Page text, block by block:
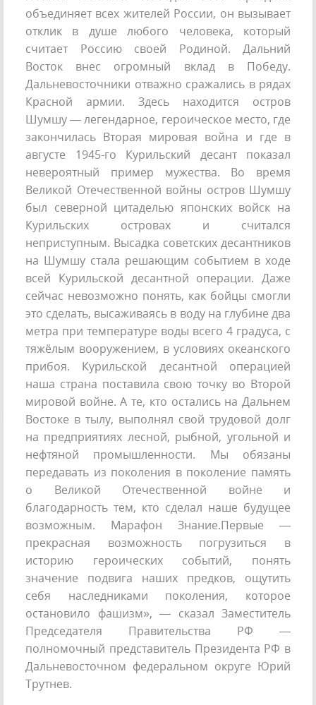
объединяет всех жителей России, он вызывает
отклик в душе любого человека, который
считает Россию своей Родиной. Дальний
Восток внес огромный вклад в Победу.
Дальневосточники отважно сражались в рядах
Красной армии. Здесь находится остров
Шумшу — легендарное, героическое место, где
закончилась Вторая мировая война и где в
августе 1945-го Курильский десант показал
невероятный пример мужества. Во время
Великой Отечественной войны остров Шумшу
был северной цитаделью японских войск на
Курильских островах и считался
неприступным. Высадка советских десантников
на Шумшу стала решающим событием в ходе
всей Курильской десантной операции. Даже
сейчас невозможно понять, как бойцы смогли
это сделать, высаживаясь в воду на глубине два
метра при температуре воды всего 4 градуса, с
тяжёлым вооружением, в условиях океанского
прибоя. Курильской десантной операцией
наша страна поставила свою точку во Второй
мировой войне. А те, кто остались на Дальнем
Востоке в тылу, выполнял свой трудовой долг
на предприятиях лесной, рыбной, угольной и
нефтяной промышленности. Мы обязаны
передавать из поколения в поколение память
о Великой Отечественной войне и
благодарность тем, кто сделал наше будущее
возможным. Марафон Знание.Первые —
прекрасная возможность погрузиться в
историю героических событий, понять
значение подвига наших предков, ощутить
себя наследниками поколения, которое
остановило фашизм», — сказал Заместитель
Председателя Правительства РФ —
полномочный представитель Президента РФ в
Дальневосточном федеральном округе Юрий
Трутнев.